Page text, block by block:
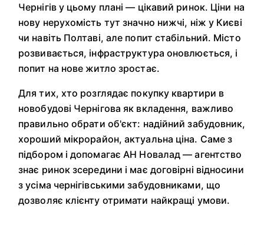
Чернігів у цьому плані — цікавий ринок. Ціни на
нову нерухомість тут значно нижчі, ніж у Києві
чи навіть Полтаві, але попит стабільний. Місто
розвивається, інфраструктура оновлюється, і
попит на нове житло зростає.
Для тих, хто розглядає покупку квартири в
новобудові Чернігова як вкладення, важливо
правильно обрати об'єкт: надійний забудовник,
хороший мікрорайон, актуальна ціна. Саме з
підбором і допомагає АН Новалад — агентство
знає ринок зсередини і має договірні відносини
з усіма чернігівськими забудовниками, що
дозволяє клієнту отримати найкращі умови.